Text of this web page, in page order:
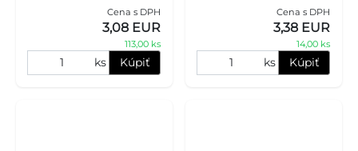
vášho štvornohého
miláčika. Je vhodný pre
Cena s DPH
3,08 EUR
113,00 ks
ks Kúpiť
súčasťou starostlivosti o
ústnu dutinu psov.
Cena s DPH
3,38 EUR
14,00 ks
ks Kúpiť